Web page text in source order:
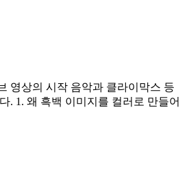
영상의 시작 음악과 클라이막스 등
. 1. 왜 흑백 이미지를 컬러로 만들어